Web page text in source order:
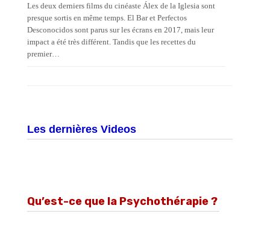
Les deux derniers films du cinéaste Álex de la Iglesia sont
presque sortis en même temps. El Bar et Perfectos
Desconocidos sont parus sur les écrans en 2017, mais leur
impact a été très différent. Tandis que les recettes du
premier…
Les dernières Videos
Qu’est-ce que la Psychothérapie ?